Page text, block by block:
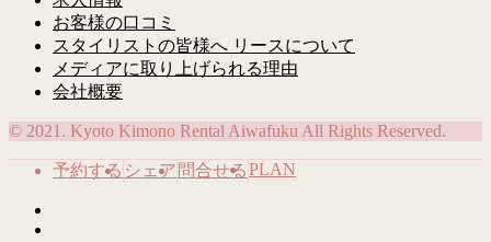
お客様の口コミ
スタイリストの皆様へ リースについて
メディアに取り上げられる理由
会社概要
© 2021. Kyoto Kimono Rental Aiwafuku All Rights Reserved.
予約する シェア 問合せるPLAN